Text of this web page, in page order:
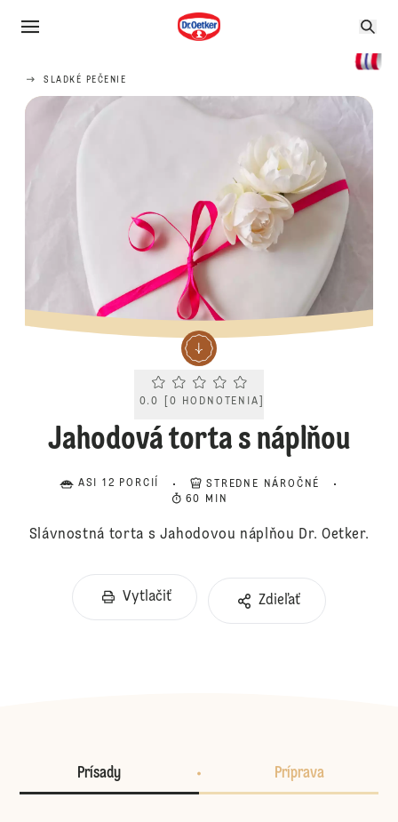
SLADKÉ PEČENIE
Current rating 0.0. Click to rate.
0.0 0 HODNOTENIA
Jahodová torta s náplňou
ASI 12 PORCIÍ
STREDNE NÁROČNÉ
60 MIN
Slávnostná torta s Jahodovou náplňou Dr. Oetker.
Vytlačiť Zdieľať
Prísady Príprava